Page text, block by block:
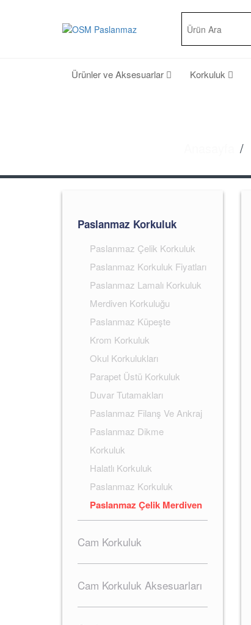
Ürünler ve Aksesuarlar Korkuluk
Paslanmaz Korkuluk
Paslanmaz Çelik Korkuluk
Paslanmaz Korkuluk Fiyatları
Paslanmaz Lamalı Korkuluk
Merdiven Korkuluğu
Paslanmaz Küpeşte
Krom Korkuluk
Okul Korkulukları
Parapet Üstü Korkuluk
Duvar Tutamakları
Paslanmaz Filanş Ve Ankraj
Paslanmaz Dikme
Korkuluk
Halatlı Korkuluk
Paslanmaz Korkuluk
Modelleri
Paslanmaz Çelik Merdiven
Korkuluğu ve Küpestesi
Yapılması
Cam Korkuluk
Cam Korkuluk Aksesuarları